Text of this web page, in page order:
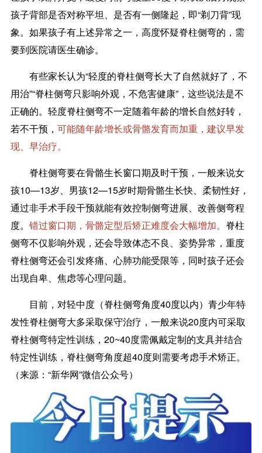
孩子背部是否对称平坦、是否有一侧隆起，即“剃刀背”现
象。如果孩子有上述异常之一，高度怀疑脊柱侧弯的，需
要到医院请医生确诊。
有些家长认为“轻度的脊柱侧弯长大了自然就好了，不
用治”“脊柱侧弯只影响外观，不危害健康”，这些说法是不
正确的。轻度脊柱侧弯不一定随着年龄的增长自然好转，
若不干预， 可能随年龄增长或骨骼发育而加重，建议早发
现、早治疗。
脊柱侧弯要在骨骼生长窗口期及时干预，一般来说女
孩10—13岁、男孩12—15岁时期骨骼生长快、柔韧性好，
通过非手术手段干预就能有效控制侧弯进展、改善侧弯程
度。 错过窗口期，骨骼定型后矫正难度会大幅增加。 脊柱
侧弯不仅影响外观，还会导致体态不良、姿势异常，重度
脊柱侧弯还会引发疼痛、心肺功能受限等，同时孩子还会
出现自卑、焦虑等心理问题。
目前，对轻中度（脊柱侧弯角度40度以内）青少年特
发性脊柱侧弯大多采取保守治疗，一般来说20度内可采取
脊柱侧弯特定性训练，20~40度需佩戴定制的支具并结合
特定性训练，脊柱侧弯角度超40度则需要考虑手术矫正。
（来源：“新华网”微信公众号）